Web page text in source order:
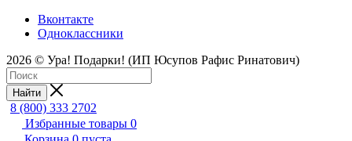
Вконтакте
Одноклассники
2026 © Ура! Подарки! (ИП Юсупов Рафис Ринатович)
Найти
8 (800) 333 2702
Избранные товары 0